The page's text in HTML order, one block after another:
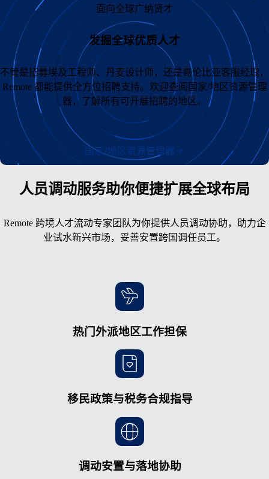
面向全球广纳贤才
发掘全球优质人才
不管是招募埃及工程师、丹麦设计师，还是哥伦比亚客服经理，
Remote 都能提供全方位招聘支持。欢迎查阅国家/地区资源管理
器，了解所有可开展招聘的地区。
国家/地区资源管理器
人员调动服务助你便捷扩展全球布局
Remote 跨境人才流动专家团队为你提供人员调动协助，助力企
业试水新兴市场，妥善安置跨国调任员工。
热门外派地区工作担保
移民政策与税务合规指导
调动安置与落地协助